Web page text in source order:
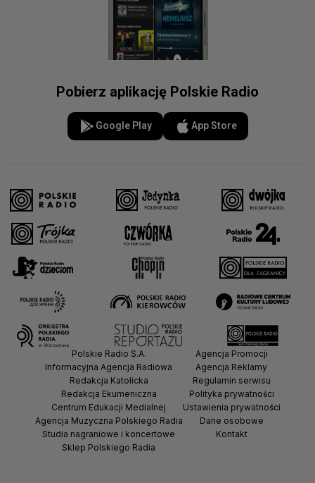
Pobierz aplikację Polskie Radio
Google Play App Store
Polskie Radio S.A.
Informacyjna Agencja Radiowa
Redakcja Katolicka
Redakcja Ekumeniczna
Centrum Edukacji Medialnej
Agencja Muzyczna Polskiego Radia
Studia nagraniowe i koncertowe
Sklep Polskiego Radia
Agencja Promocji
Agencja Reklamy
Regulamin serwisu
Polityka prywatności
Ustawienia prywatności
Dane osobowe
Kontakt